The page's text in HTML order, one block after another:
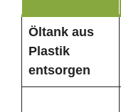
Öltank aus
Plastik
entsorgen